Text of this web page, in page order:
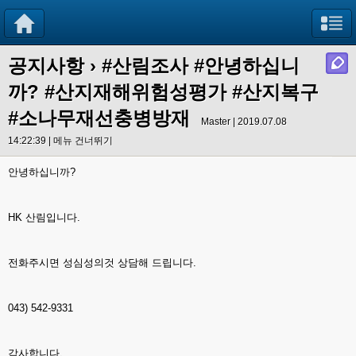
공지사항› #산림조사 #안녕하십니
까? #산지재해위험성평가 #산지복구
#소나무재선충병방재
Master | 2019.07.08
14:22:39 | 메뉴 건너뛰기
안녕하십니까?
HK 산림입니다.
전화주시면 성심성의것 상담해 드립니다.
043) 542-9331
감사합니다.